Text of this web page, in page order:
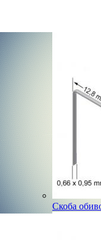
Скоба